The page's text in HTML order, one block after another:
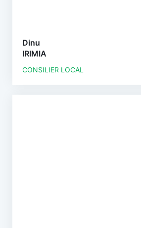
Dinu
IRIMIA
CONSILIER LOCAL